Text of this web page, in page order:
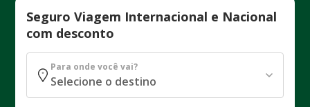
Seguro Viagem Internacional e Nacional
com desconto
Para onde você vai?